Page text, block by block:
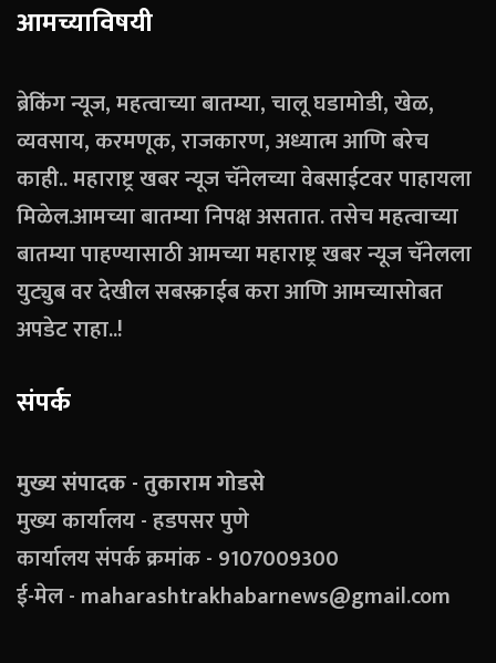
आमच्याविषयी
ब्रेकिंग न्यूज, महत्वाच्या बातम्या, चालू घडामोडी, खेळ,
व्यवसाय, करमणूक, राजकारण, अध्यात्म आणि बरेच
काही.. महाराष्ट्र खबर न्यूज चॅनेलच्या वेबसाईटवर पाहायला
मिळेल.आमच्या बातम्या निपक्ष असतात. तसेच महत्वाच्या
बातम्या पाहण्यासाठी आमच्या महाराष्ट्र खबर न्यूज चॅनेलला
युट्युब वर देखील सबस्क्राईब करा आणि आमच्यासोबत
अपडेट राहा..!
संपर्क
मुख्य संपादक - तुकाराम गोडसे
मुख्य कार्यालय - हडपसर पुणे
कार्यालय संपर्क क्रमांक - 9107009300
ई-मेल - maharashtrakhabarnews@gmail.com